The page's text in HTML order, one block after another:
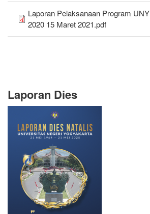
Laporan Pelaksanaan Program UNY
2020 15 Maret 2021.pdf
Laporan Dies